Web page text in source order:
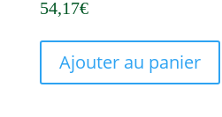
54,17€
Ajouter au panier